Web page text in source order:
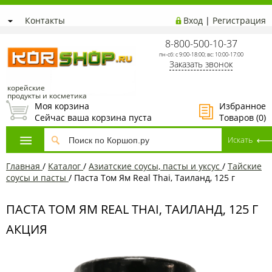
Контакты Вход | Регистрация
корейские
продукты и косметика
8-800-500-10-37
пн-сб: с 9:00-18:00; вс: 10:00-17:00
Заказать звонок
Избранное
Товаров (0)
Моя корзина
Сейчас ваша корзина пуста
Главная / Каталог / Азиатские соусы, пасты и уксус / Тайские
соусы и пасты / Паста Том Ям Real Thai, Таиланд, 125 г
ПАСТА ТОМ ЯМ REAL THAI, ТАИЛАНД, 125 Г
АКЦИЯ